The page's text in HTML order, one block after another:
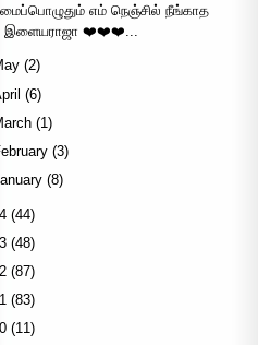
எம் நெஞ்சில் நீங்காத
இளையராஜா ❤️❤️❤️...
(2)
(6)
(1)
(3)
(8)
(44)
(48)
(87)
(83)
(11)